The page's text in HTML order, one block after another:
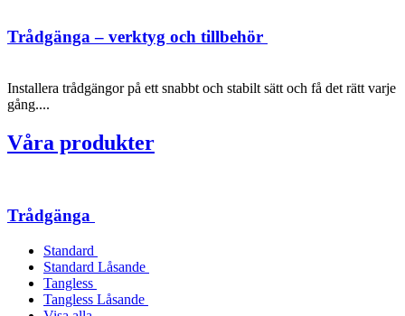
Trådgänga – verktyg och tillbehör
Installera trådgängor på ett snabbt och stabilt sätt och få det rätt varje
gång....
Våra produkter
Trådgänga
Standard
Standard Låsande
Tangless
Tangless Låsande